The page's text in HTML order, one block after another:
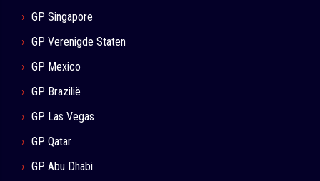
GP Singapore
GP Verenigde Staten
GP Mexico
GP Brazilië
GP Las Vegas
GP Qatar
GP Abu Dhabi